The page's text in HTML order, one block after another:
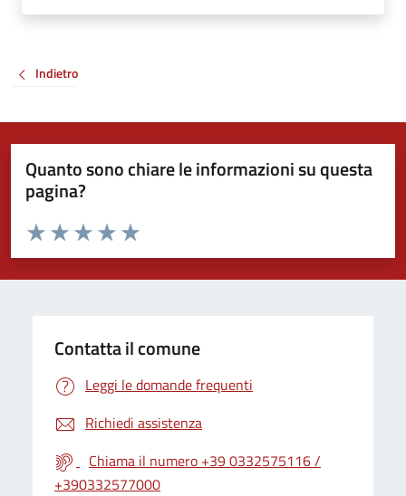
Indietro
Quanto sono chiare le informazioni su questa
pagina?
Valuta da 1 a 5 stelle la pagina
Valuta 5 stelle su 5
Valuta 4 stelle su 5
Valuta 3 stelle su 5
Valuta 2 stelle su 5
Valuta 1 stelle su 5
Contatta il comune
Leggi le domande frequenti
Richiedi assistenza
Chiama il numero +39 0332575116 /
+390332577000